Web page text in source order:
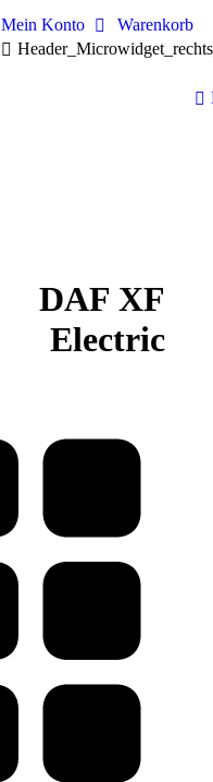
Mein Konto
Warenkorb
DAF XF
Electric